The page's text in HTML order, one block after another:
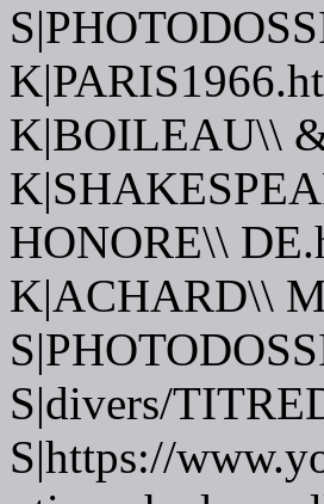
K|BOILEAU\\
HONORE\\
K|ACHARD\\
S|divers/
S|https://